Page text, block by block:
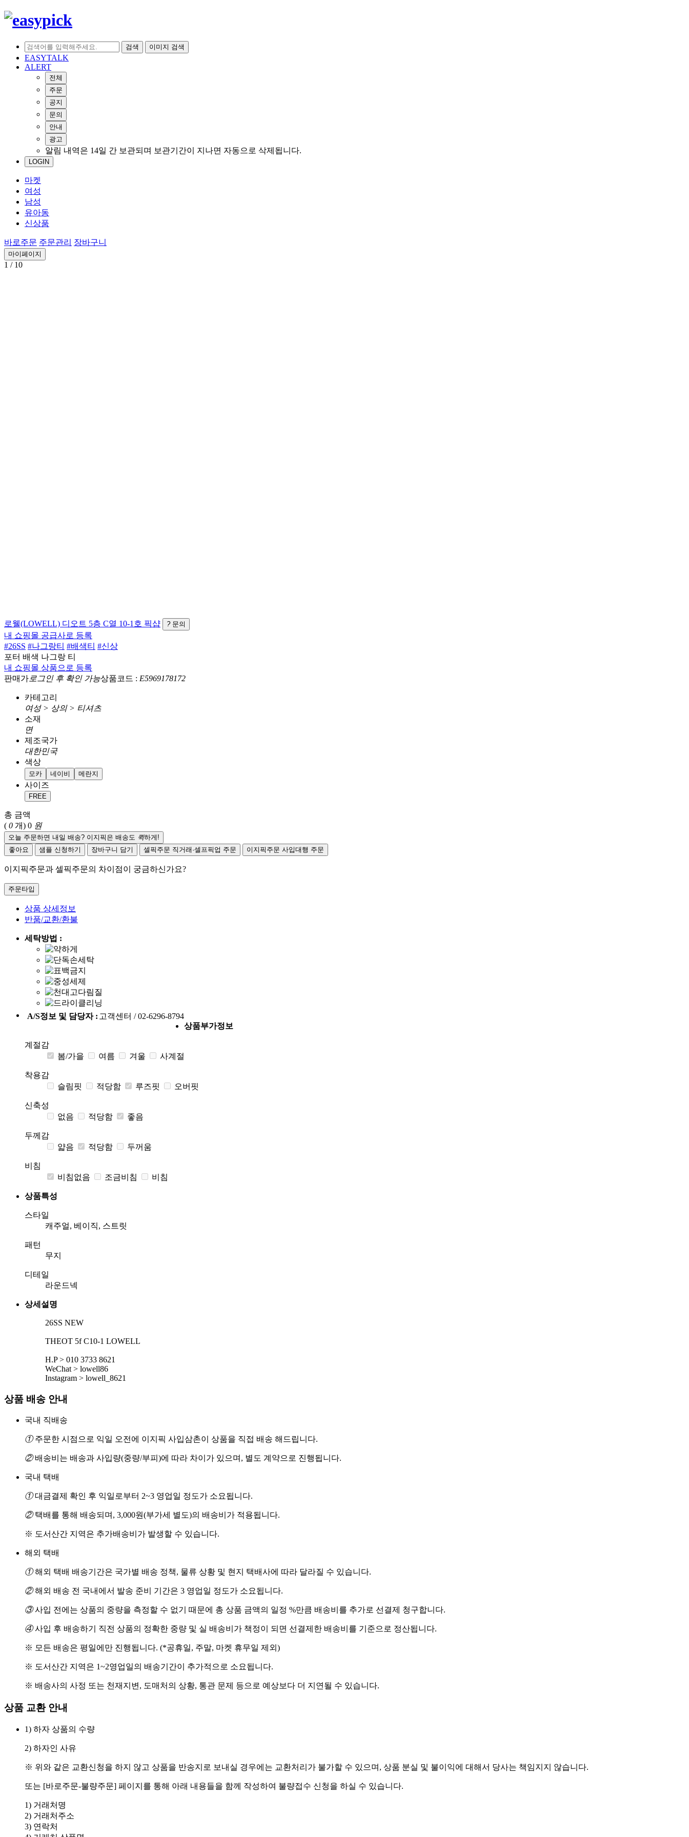
검색 이미지 검색
EASYTALK
ALERT
전체
주문
공지
문의
안내
광고
알림 내역은 14일 간 보관되며 보관기간이 지나면 자동으로 삭제됩니다.
LOGIN
마켓
여성
남성
유아동
신상품
바로주문 주문관리 장바구니
마이페이지
1 / 10
로웰(LOWELL) 디오트 5층 C열 10-1호 픽샵 ? 문의
내 쇼핑몰 공급사로 등록
#26SS #나그랑티 #배색티 #신상
포터 배색 나그랑 티
내 쇼핑몰 상품으로 등록
판매가 로그인 후 확인 가능상품코드 : E5969178172
카테고리
여성 > 상의 > 티셔츠
소재
면
제조국가
대한민국
색상
모카 네이비 메란지
사이즈
FREE
총 금액
( 0 개) 0 원
오늘 주문하면 내일 배송? 이지픽은 배송도 퀵하게!
좋아요
샘플 신청하기 장바구니 담기 셀픽주문 직거래·셀프픽업 주문 이지픽주문 사입대행 주문
이지픽주문과 셀픽주문의 차이점이 궁금하신가요?
주문타입
상품 상세정보
반품/교환/환불
세탁방법 :
A/S정보 및 담당자 : 고객센터 / 02-6296-8794
상품부가정보
계절감
봄/가을
여름 겨울 사계절
착용감
슬림핏
적당함 루즈핏 오버핏
신축성
없음
적당함 좋음
두께감
얇음
적당함 두꺼움
비침
비침없음
조금비침 비침
상품특성
스타일
캐주얼, 베이직, 스트릿
패턴
무지
디테일
라운드넥
상세설명
26SS NEW
THEOT 5f C10-1 LOWELL
H.P > 010 3733 8621
WeChat > lowell86
Instagram > lowell_8621
상품 배송 안내
국내 직배송
①주문한 시점으로 익일 오전에 이지픽 사입삼촌이 상품을 직접 배송 해드립니다.
②배송비는 배송과 사입량(중량/부피)에 따라 차이가 있으며, 별도 계약으로 진행됩니다.
국내 택배
①대금결제 확인 후 익일로부터 2~3 영업일 정도가 소요됩니다.
②택배를 통해 배송되며, 3,000원(부가세 별도)의 배송비가 적용됩니다.
※ 도서산간 지역은 추가배송비가 발생할 수 있습니다.
해외 택배
①해외 택배 배송기간은 국가별 배송 정책, 물류 상황 및 현지 택배사에 따라 달라질 수 있습니다.
②해외 배송 전 국내에서 발송 준비 기간은 3 영업일 정도가 소요됩니다.
③사입 전에는 상품의 중량을 측정할 수 없기 때문에 총 상품 금액의 일정 %만큼 배송비를 추가로 선결제 청구합니다.
④사입 후 배송하기 직전 상품의 정확한 중량 및 실 배송비가 책정이 되면 선결제한 배송비를 기준으로 정산됩니다.
※ 모든 배송은 평일에만 진행됩니다. (*공휴일, 주말, 마켓 휴무일 제외)
※ 도서산간 지역은 1~2영업일의 배송기간이 추가적으로 소요됩니다.
※ 배송사의 사정 또는 천재지변, 도매처의 상황, 통관 문제 등으로 예상보다 더 지연될 수 있습니다.
상품 교환 안내
1) 하자 상품의 수량
2) 하자인 사유
※ 위와 같은 교환신청을 하지 않고 상품을 반송지로 보내실 경우에는 교환처리가 불가할 수 있으며, 상품 분실 및 불이익에 대해서 당사는 책임지지 않습니다.
또는 [바로주문-불량주문] 페이지를 통해 아래 내용들을 함께 작성하여 불량접수 신청을 하실 수 있습니다.
1) 거래처명
2) 거래처주소
3) 연락처